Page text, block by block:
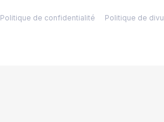
Politique de confidentialité Politique de